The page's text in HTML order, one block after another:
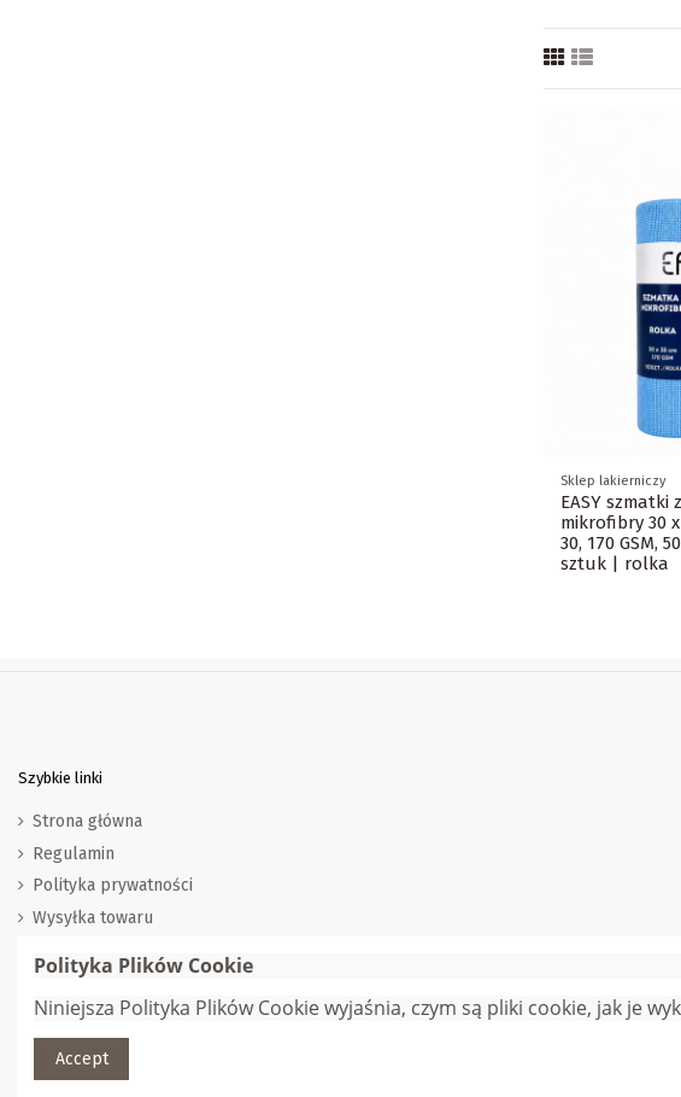
Sklep lakierniczy
EASY szmatki z
mikrofibry 30 x
30, 170 GSM, 50
sztuk | rolka
Szybkie linki
Strona główna
Regulamin
Polityka prywatności
Wysyłka towaru
Dostawcy
© Gana Sp. z o.o. | Webmaster:
Polityka Plików Cookie
Niniejsza Polityka Plików Cookie wyjaśnia, czym są pliki cookie, jak je
Accept